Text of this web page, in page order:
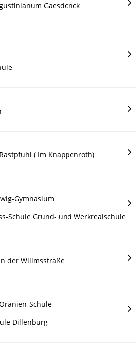
Gaesdonck
( Im Knappenroth)
Gymnasium
Schule Grund- und Werkrealschule
der Willmsstraße
Schule
Dillenburg